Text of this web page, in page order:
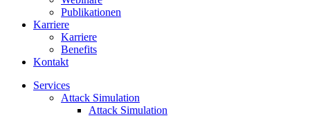
Publikationen
Karriere
Karriere
Benefits
Kontakt
Services
Attack Simulation
Attack Simulation